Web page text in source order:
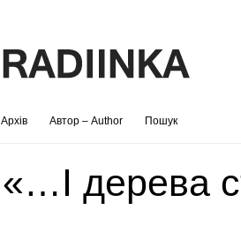
Архів Автор – Author Пошук
«…І дерева